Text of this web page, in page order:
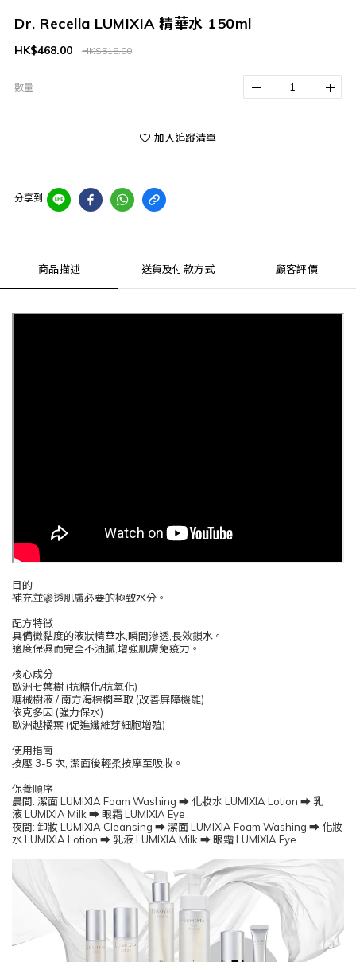
Dr. Recella LUMIXIA 精華水 150ml
HK$518.00
HK$468.00
數量
加入追蹤清單
分享到
商品描述 送貨及付款方式 顧客評價
目的
補充並渗透肌膚必要的極致水分。
配方特徵
具備微黏度的液狀精華水,瞬間滲透,長效鎖水。
適度保濕而完全不油膩,增強肌膚免疫力。
核心成分
歐洲七葉樹 (抗糖化/抗氧化)
糖械樹液 / 南方海棕櫚萃取 (改善屏障機能)
依克多因 (強力保水)
歐洲越橘葉 (促進纖維芽細胞增殖)
使用指南
按壓 3-5 次, 潔面後輕柔按摩至吸收。
保養順序
晨間: 潔面 LUMIXIA Foam Washing ⮕ 化妝水 LUMIXIA Lotion ⮕ 乳
液 LUMIXIA Milk ⮕ 眼霜 LUMIXIA Eye
夜間: 卸妝 LUMIXIA Cleansing ⮕ 潔面 LUMIXIA Foam Washing ⮕ 化妝
水 LUMIXIA Lotion ⮕ 乳液 LUMIXIA Milk ⮕ 眼霜 LUMIXIA Eye